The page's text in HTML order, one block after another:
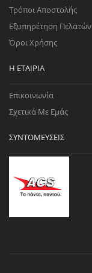
Τρόποι Αποστολής
Εξυπηρέτηση Πελατών
Όροι Χρήσης
Η ΕΤΑΙΡΊΑ
Επικοινωνία
Σχετικά Με Εμάς
ΣΥΝΤΟΜΕΎΣΕΙΣ